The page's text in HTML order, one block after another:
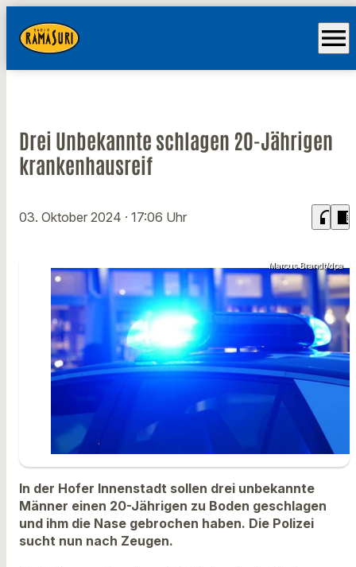
menu
Drei Unbekannte schlagen 20-Jährigen
krankenhausreif
03. Oktober 2024 · 17:06 Uhr headphones chrome_reader_mode
Marcus Brandt/dpa
In der Hofer Innenstadt sollen drei unbekannte
Männer einen 20-Jährigen zu Boden geschlagen
und ihm die Nase gebrochen haben. Die Polizei
sucht nun nach Zeugen.